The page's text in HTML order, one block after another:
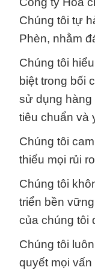
Chúng tôi tự
Phèn, nhằm
Chúng tôi
biệt trong bối
sử dụng hàng
tiêu chuẩn và
Chúng tôi
thiểu mọi rủi
Chúng tôi
triển bền
của chúng tôi
Chúng tôi
quyết mọi